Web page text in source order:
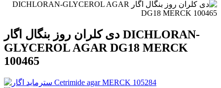
دی کلران روز بنگال اگار DICHLORAN-
GLYCEROL AGAR DG18 MERCK
100465